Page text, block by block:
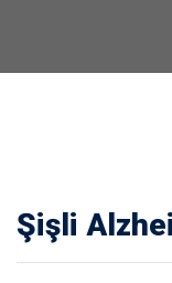
Şişli